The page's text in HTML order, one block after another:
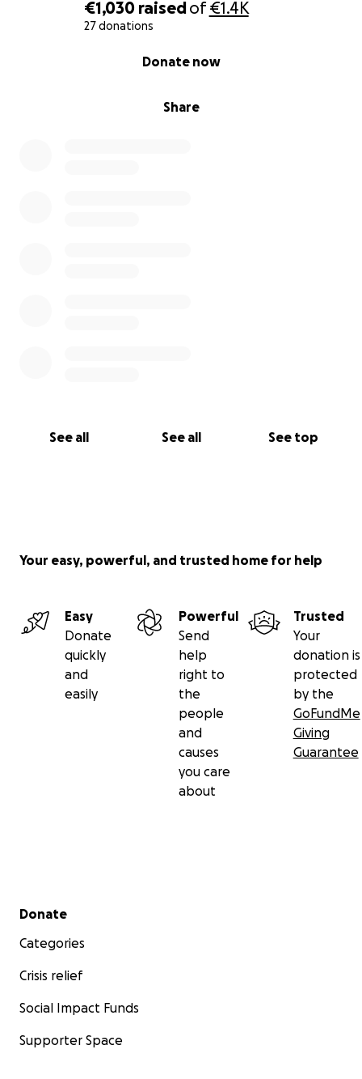
€1,030 raisedof€1.4K
27 donations
Share
Donate now
See all See all See top
Your easy, powerful, and trusted home for help
Easy
Donate
quickly
and
easily
Powerful
Send
help
right to
the
people
and
causes
you care
about
Trusted
Your
donation is
protected
by the
GoFundMe
Giving
Guarantee
Secondary menu
Donate
Categories
Crisis relief
Social Impact Funds
Supporter Space